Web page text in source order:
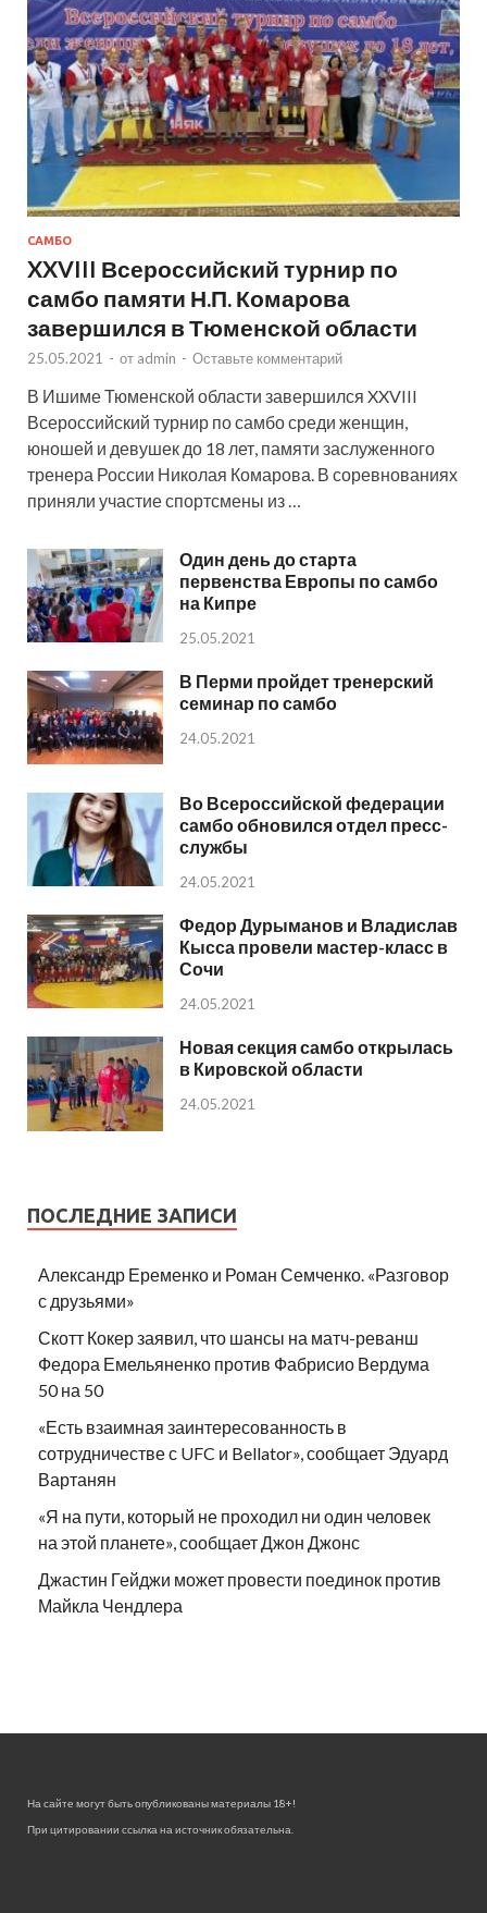
САМБО
XXVIII Всероссийский турнир по
самбо памяти Н.П. Комарова
завершился в Тюменской области
25.05.2021 - от admin - Оставьте комментарий
В Ишиме Тюменской области завершился XXVIII
Всероссийский турнир по самбо среди женщин,
юношей и девушек до 18 лет, памяти заслуженного
тренера России Николая Комарова. В соревнованиях
приняли участие спортсмены из …
Один день до старта
первенства Европы по самбо
на Кипре
25.05.2021
В Перми пройдет тренерский
семинар по самбо
24.05.2021
Во Всероссийской федерации
самбо обновился отдел пресс-
службы
24.05.2021
Федор Дурыманов и Владислав
Кысса провели мастер-класс в
Сочи
24.05.2021
Новая секция самбо открылась
в Кировской области
24.05.2021
ПОСЛЕДНИЕ ЗАПИСИ
Александр Еременко и Роман Семченко. «Разговор
с друзьями»
Скотт Кокер заявил, что шансы на матч-реванш
Федора Емельяненко против Фабрисио Вердума
50 на 50
«Есть взаимная заинтересованность в
сотрудничестве с UFC и Bellator», сообщает Эдуард
Вартанян
«Я на пути, который не проходил ни один человек
на этой планете», сообщает Джон Джонс
Джастин Гейджи может провести поединок против
Майкла Чендлера
На сайте могут быть опубликованы материалы 18+!
При цитировании ссылка на источник обязательна.